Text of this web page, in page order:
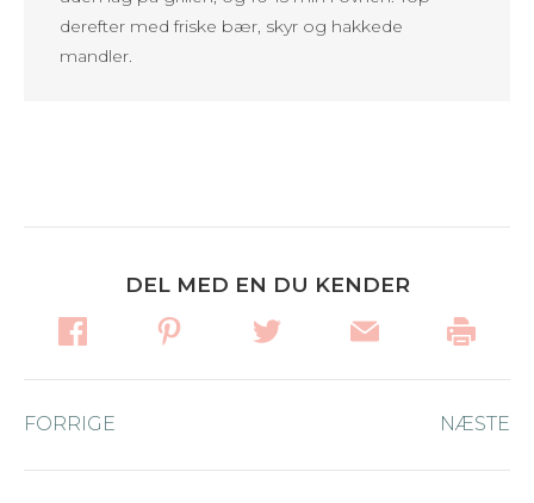
derefter med friske bær, skyr og hakkede
mandler.
DEL MED EN DU KENDER
navigation
FORRIGE NÆSTE